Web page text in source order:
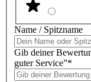
Name / Spitzname
Gib deiner
guter Service”*